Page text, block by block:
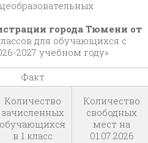
города Тюмени от
для обучающихся с
2027 учебном году»
Факт
Количество
зачисленных
обучающихся
в 1 класс
Количество
свободных
мест на
01.07.2026